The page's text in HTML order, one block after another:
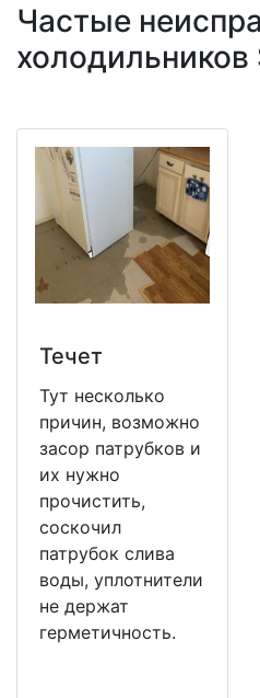
Частые
Течет
Тут несколько
причин, возможно
засор патрубков и
их нужно
прочистить,
соскочил
патрубок слива
воды, уплотнители
не держат
герметичность.